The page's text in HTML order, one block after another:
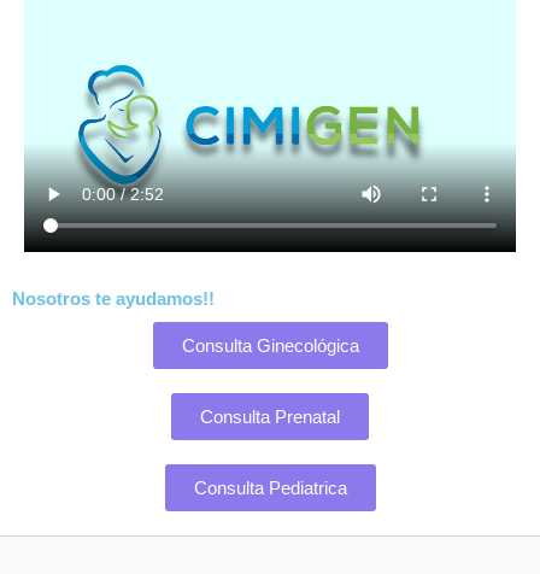
Nosotros te ayudamos!!
Consulta Ginecológica
Consulta Prenatal
Consulta Pediatrica